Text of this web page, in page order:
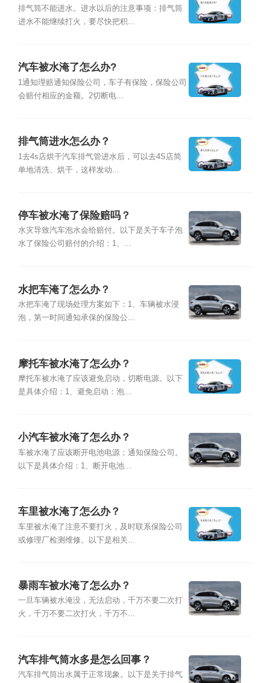
排气筒不能进水。进水以后的注意事项：排气筒
进水不能继续打火，要尽快把积...
汽车被水淹了怎么办?
1通知理赔通知保险公司，车子有保险，保险公司
会赔付相应的金额。2切断电...
排气筒进水怎么办？
1去4s店烘干汽车排气管进水后，可以去4S店简
单地清洗、烘干，这样发动...
停车被水淹了保险赔吗？
水灾导致汽车泡水会给赔付。以下是关于车子泡
水了保险公司赔付的介绍：1、...
水把车淹了怎么办？
水把车淹了现场处理方案如下：1、车辆被水浸
泡，第一时间通知承保的保险公...
摩托车被水淹了怎么办？
摩托车被水淹了应该避免启动，切断电源。以下
是具体介绍：1、避免启动：泡...
小汽车被水淹了怎么办？
车被水淹了应该断开电池电源；通知保险公司。
以下是具体介绍：1、断开电池...
车里被水淹了怎么办？
车里被水淹了注意不要打火，及时联系保险公司
或修理厂检测维修。以下是相关...
暴雨车被水淹了怎么办？
一旦车辆被水淹没，无法启动，千万不要二次打
火，千万不要二次打火，千万不...
汽车排气筒水多是怎么回事？
汽车排气筒出水属于正常现象。以下是关于排气